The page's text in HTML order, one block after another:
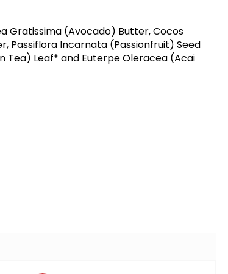
Gratissima (Avocado) Butter, Cocos
Passiflora Incarnata (Passionfruit) Seed
Tea) Leaf* and Euterpe Oleracea (Acai